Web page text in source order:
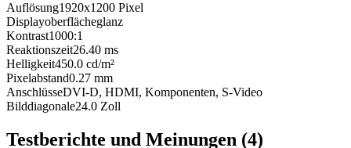
Auflösung1920x1200 Pixel
Displayoberflächeglanz
Kontrast1000:1
Reaktionszeit26.40 ms
Helligkeit450.0 cd/m²
Pixelabstand0.27 mm
AnschlüsseDVI-D, HDMI, Komponenten, S-Video
Bilddiagonale24.0 Zoll
Testberichte und Meinungen (4)